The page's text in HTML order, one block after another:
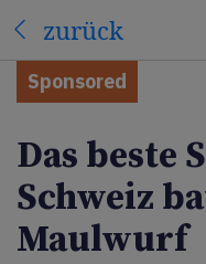
zurück
Sponsored
Das beste
Schweiz
Maulwurf